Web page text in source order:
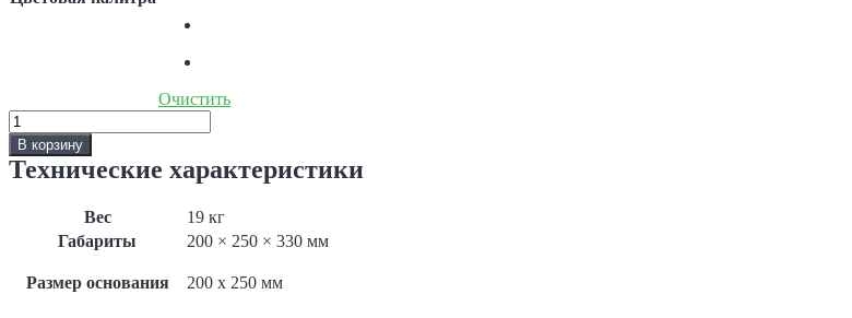
Очистить
Количество
Скульптура
«Маленький,
спящий
В корзину
Технические характеристики
Вес
19 кг
Габариты
200 × 250 × 330 мм
Размер основания 200 x 250 мм